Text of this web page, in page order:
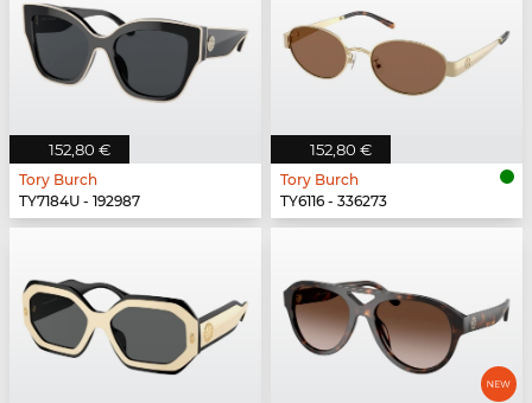
152,80 €
Tory Burch
TY7184U - 192987
152,80 €
Tory Burch
TY6116 - 336273